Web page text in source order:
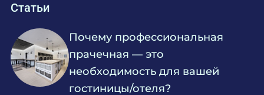
Статьи
Почему профессиональная
прачечная — это
необходимость для вашей
гостиницы/отеля?